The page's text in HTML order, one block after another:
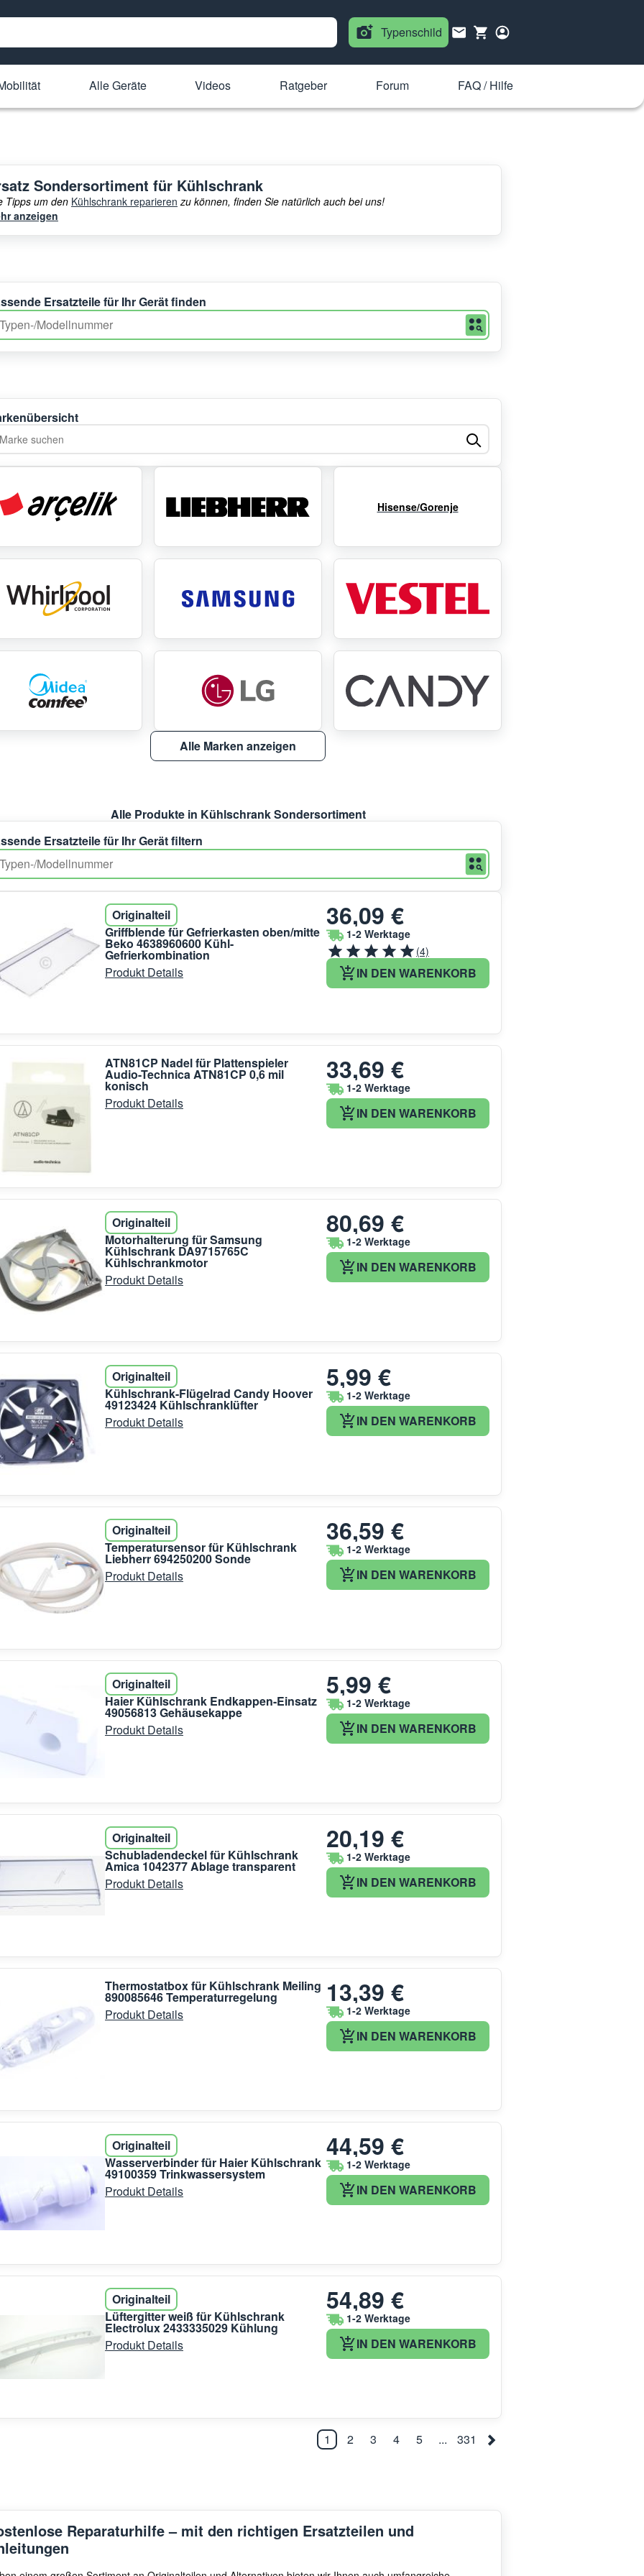
Typenschild
Alle Geräte Videos Ratgeber Forum FAQ / Hilfe
Sondersortiment für Kühlschrank
Tipps um den Kühlschrank reparieren zu können, finden Sie natürlich auch bei uns!
anzeigen
Ersatzteile für Ihr Gerät finden
Hisense/Gorenje
Alle Marken anzeigen
Alle Produkte in Kühlschrank Sondersortiment
Ersatzteile für Ihr Gerät filtern
Originalteil
Griffblende für Gefrierkasten oben/mitte
Beko 4638960600 Kühl-
Gefrierkombination
Produkt Details
36,09 €
1-2 Werktage
(4)
IN DEN WARENKORB
ATN81CP Nadel für Plattenspieler
Audio-Technica ATN81CP 0,6 mil
konisch
Produkt Details
33,69 €
1-2 Werktage
IN DEN WARENKORB
Originalteil
Motorhalterung für Samsung
Kühlschrank DA9715765C
Kühlschrankmotor
Produkt Details
80,69 €
1-2 Werktage
IN DEN WARENKORB
Originalteil
Kühlschrank-Flügelrad Candy Hoover
49123424 Kühlschranklüfter
Produkt Details
5,99 €
1-2 Werktage
IN DEN WARENKORB
Originalteil
Temperatursensor für Kühlschrank
Liebherr 694250200 Sonde
Produkt Details
36,59 €
1-2 Werktage
IN DEN WARENKORB
Originalteil
Haier Kühlschrank Endkappen-Einsatz
49056813 Gehäusekappe
Produkt Details
5,99 €
1-2 Werktage
IN DEN WARENKORB
Originalteil
Schubladendeckel für Kühlschrank
Amica 1042377 Ablage transparent
Produkt Details
20,19 €
1-2 Werktage
IN DEN WARENKORB
Thermostatbox für Kühlschrank Meiling
890085646 Temperaturregelung
Produkt Details
13,39 €
1-2 Werktage
IN DEN WARENKORB
Originalteil
Wasserverbinder für Haier Kühlschrank
49100359 Trinkwassersystem
Produkt Details
44,59 €
1-2 Werktage
IN DEN WARENKORB
Originalteil
Lüftergitter weiß für Kühlschrank
Electrolux 2433335029 Kühlung
Produkt Details
54,89 €
1-2 Werktage
IN DEN WARENKORB
1 2 3 4 5 ... 331
Reparaturhilfe – mit den richtigen Ersatzteilen und